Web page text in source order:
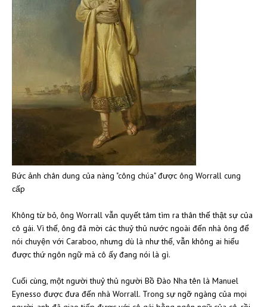
Bức ảnh chân dung của nàng "công chúa" được ông Worrall cung
cấp
Không từ bỏ, ông Worrall vẫn quyết tâm tìm ra thân thế thật sự của
cô gái. Vì thế, ông đã mời các thuỷ thủ nước ngoài đến nhà ông để
nói chuyện với Caraboo, nhưng dù là như thế, vẫn không ai hiểu
được thứ ngôn ngữ mà cô ấy đang nói là gì.
Cuối cùng, một người thuỷ thủ người Bồ Đào Nha tên là Manuel
Eynesso được đưa đến nhà Worrall. Trong sự ngỡ ngàng của mọi